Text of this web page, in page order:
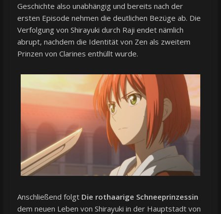
Geschichte also unabhängig und bereits nach der
ersten Episode nehmen die deutlichen Bezüge ab. Die
Verfolgung von Shirayuki durch Raji endet nämlich
abrupt, nachdem die Identität von Zen als zweitem
Prinzen von Clarines enthüllt wurde.
Anschließend folgt Die rothaarige Schneeprinzessin
dem neuen Leben von Shirayuki in der Hauptstadt von